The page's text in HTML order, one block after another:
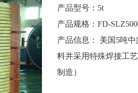
产品型号： 5t
产品规格： FD-
产品信息：
美国5吨
料并采用特殊焊接工
制造）